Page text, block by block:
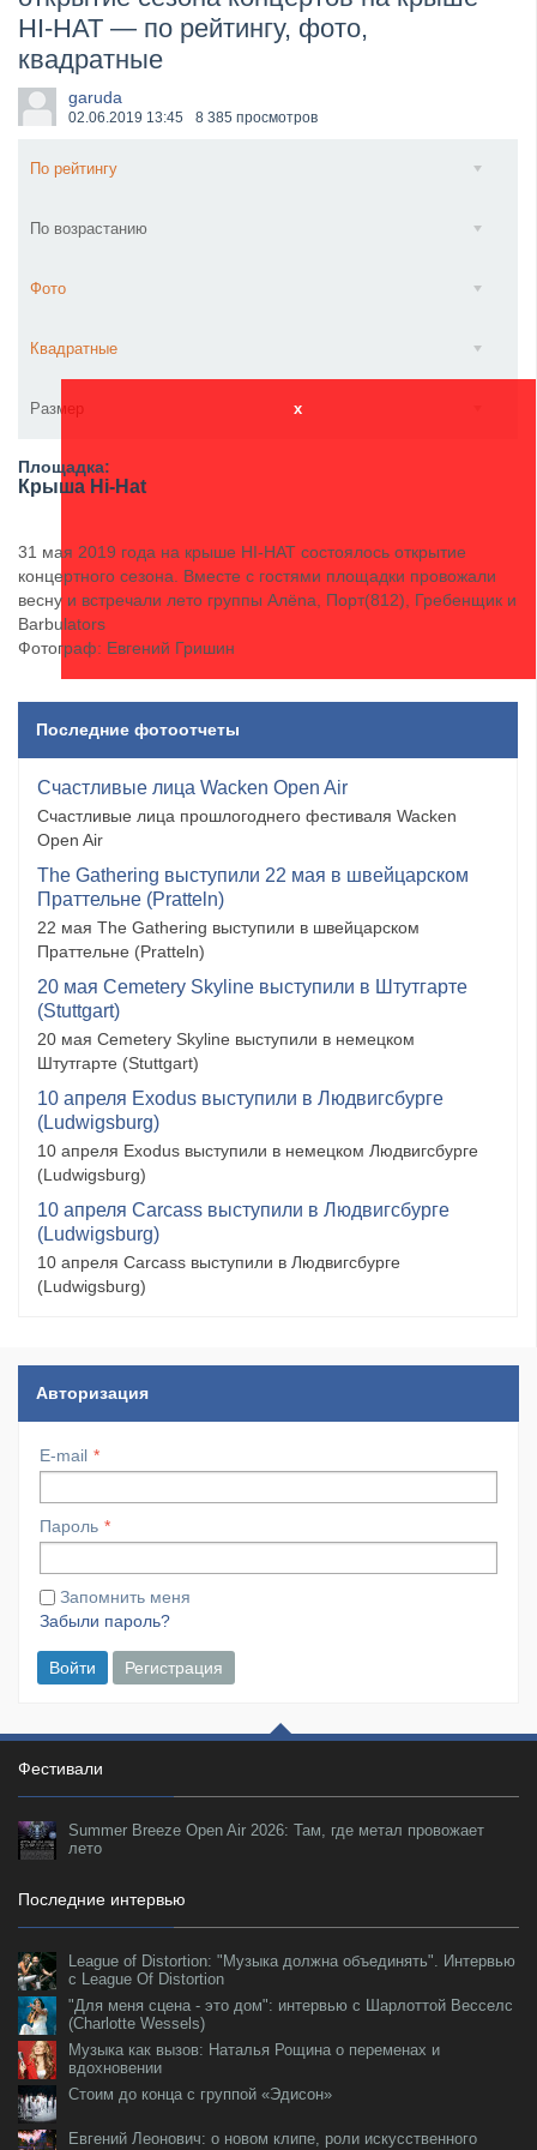
​Anthrax выпустили новый сингл и клип «Everybod...
HI-HAT — по рейтингу, фото,
квадратные
garuda
02.06.2019 13:45 8 385 просмотров
По рейтингу
По возрастанию
Фото
Квадратные
Размер x
Площадка:
Крыша Hi-Hat
31 мая 2019 года на крыше HI-HAT состоялось открытие
концертного сезона. Вместе с гостями площадки провожали
весну и встречали лето группы Алёna, Порт(812), Гребенщик и
Barbulators
Фотограф: Евгений Гришин
Последние фотоотчеты
Счастливые лица Wacken Open Air
Счастливые лица прошлогоднего фестиваля Wacken
Open Air
The Gathering выступили 22 мая в швейцарском
Праттельне (Pratteln)
22 мая The Gathering выступили в швейцарском
Праттельне (Pratteln)
20 мая Cemetery Skyline выступили в Штутгарте
(Stuttgart)
20 мая Cemetery Skyline выступили в немецком
Штутгарте (Stuttgart)
10 апреля Exodus выступили в Людвигсбурге
(Ludwigsburg)
10 апреля Exodus выступили в немецком Людвигсбурге
(Ludwigsburg)
10 апреля Carcass выступили в Людвигсбурге
(Ludwigsburg)
10 апреля Carcass выступили в Людвигсбурге
(Ludwigsburg)
Авторизация
E-mail
Пароль
Запомнить меня
Забыли пароль?
Войти Регистрация
Фестивали
Summer Breeze Open Air 2026: Там, где метал провожает
лето
Последние интервью
League of Distortion: "Музыка должна объединять". Интервью
с League Of Distortion
"Для меня сцена - это дом": интервью с Шарлоттой Весселс
(Charlotte Wessels)
Музыка как вызов: Наталья Рощина о переменах и
вдохновении
Стоим до конца с группой «Эдисон»
Евгений Леонович: о новом клипе, роли искусственного